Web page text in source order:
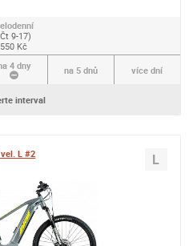
9-17)
550 Kč
4 dny na 5 dnů více dní
interval
L #2 L